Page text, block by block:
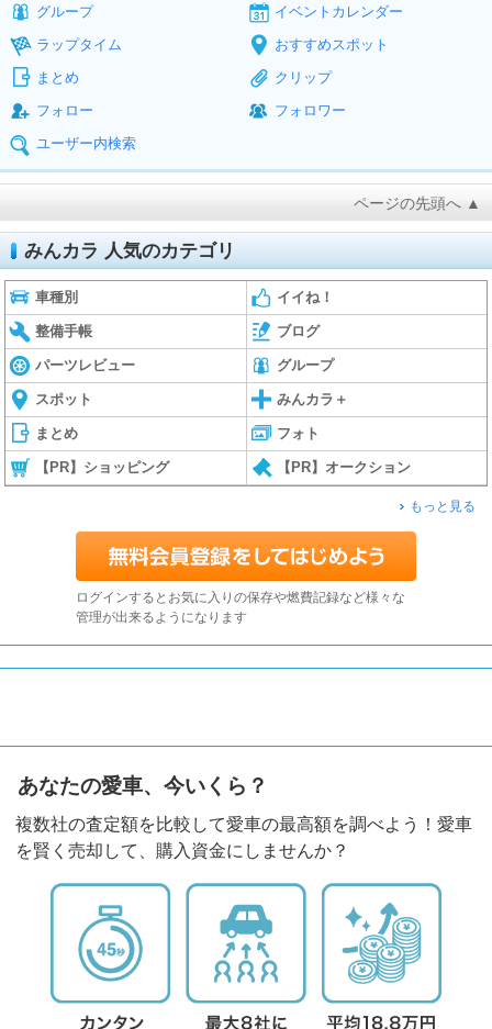
グループ
イベントカレンダー
ラップタイム
おすすめスポット
まとめ
クリップ
フォロー
フォロワー
ユーザー内検索
ページの先頭へ ▲
みんカラ 人気のカテゴリ
車種別 イイね！
整備手帳 ブログ
パーツレビュー グループ
スポット みんカラ＋
まとめ フォト
【PR】ショッピング 【PR】オークション
もっと見る
ログインするとお気に入りの保存や燃費記録など様々な
管理が出来るようになります
あなたの愛車、今いくら？
複数社の査定額を比較して愛車の最高額を調べよう！愛車
を賢く売却して、購入資金にしませんか？